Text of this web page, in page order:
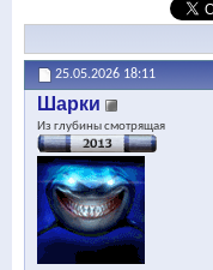
25.05.2026 18:11
Шарки
Из глубины смотрящая